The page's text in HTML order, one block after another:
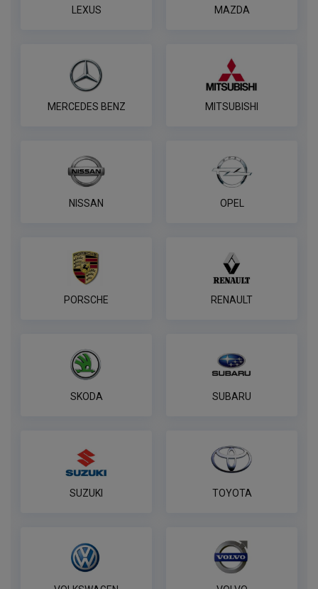
фаркопу 7 pin
по запросу
Smart connect, комплект
ПОД ЗАКАЗ ОТ 14 ДНЕЙ
по запросу
Комплект к фаркопу PROTECCSS с
блоком согласования Smart connect
по запросу
ПОД ЗАКАЗ ОТ 14 ДНЕЙ
по запросу
LEXUS MAZDA
MERCEDES BENZ MITSUBISHI
NISSAN OPEL
PORSCHE RENAULT
SKODA SUBARU
SUZUKI TOYOTA